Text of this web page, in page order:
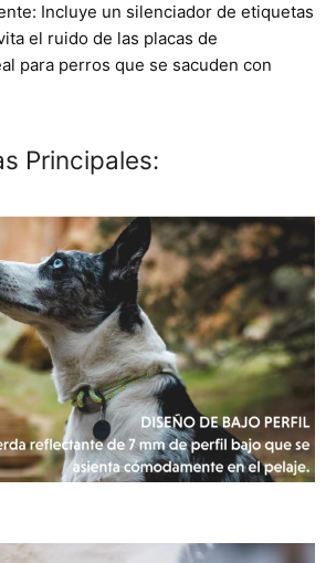
Incluye un silenciador de etiquetas
el ruido de las placas de
para perros que se sacuden con
Principales: